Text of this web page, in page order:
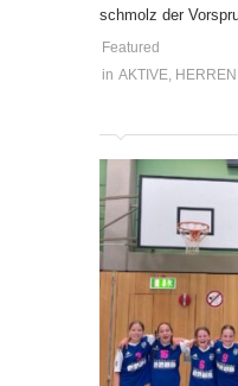
schmolz der
Featured
in AKTIVE,